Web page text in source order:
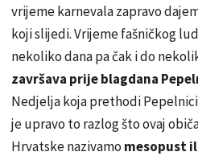
vrijeme karnevala zapravo
koji slijedi. Vrijeme fašničkog
nekoliko dana pa čak i do
završava prije blagdana
Nedjelja koja prethodi
je upravo to razlog što ovaj
Hrvatske nazivamo mesopust